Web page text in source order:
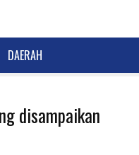
DAERAH
disampaikan